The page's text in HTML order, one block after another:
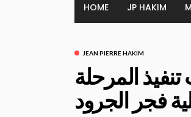
HOME JP HAKIM
JEAN PIERRE HAKIM
المرحلة
فجر الجرود